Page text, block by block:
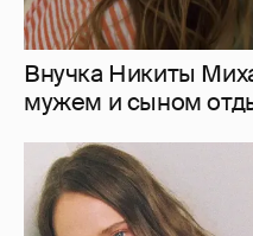
"Лолита". Аглая